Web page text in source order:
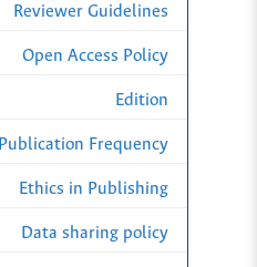
Reviewer Guidelines
Open Access Policy
Edition
Publication Frequency
Ethics in Publishing
Data sharing policy